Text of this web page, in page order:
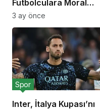
Futbolculara Moral
Yemeği!
3 ay önce
Inter, İtalya Kupası’nı
Spor